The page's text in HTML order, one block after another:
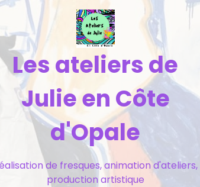
Les ateliers de
Julie en Côte
d'Opale
de fresques, animation d'ateliers,
production artistique